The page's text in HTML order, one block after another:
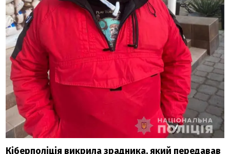
Кіберполіція викрила зрадника, який передавав